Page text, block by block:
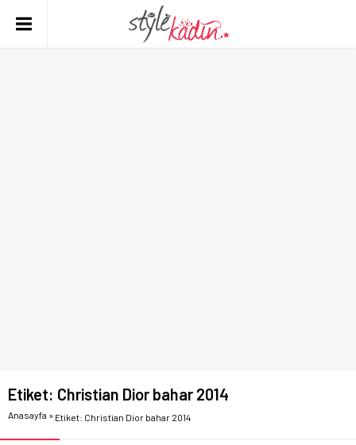
Etiket: Christian Dior bahar 2014
Anasayfa » Etiket: Christian Dior bahar 2014